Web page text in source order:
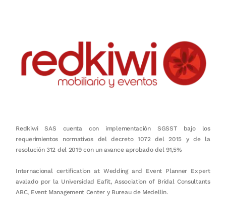
Redkiwi SAS cuenta con implementación SGSST bajo los
requerimientos normativos del decreto 1072 del 2015 y de la
resolución 312 del 2019 con un avance aprobado del 91,5%
Internacional certification at Wedding and Event Planner Expert
avalado por la Universidad Eafit, Association of Bridal Consultants
ABC, Event Management Center y Bureau de Medellín.